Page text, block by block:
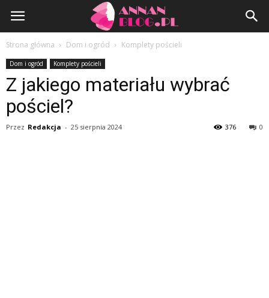
AnnanBlog.pl
Strona główna Dom i ogród Komplety pościeli
Dom i ogród Komplety pościeli
Z jakiego materiału wybrać
pościel?
Przez Redakcja - 25 sierpnia 2024 0
376